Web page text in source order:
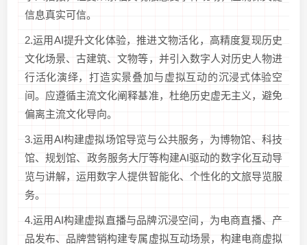
信息真实可信。
2.运用AI提升文化体验，推进文物活化，高精度复现历史
文化场景、古建筑、文物等，并引入数字人对历史人物进
行活化演绎，打造实景叠加与虚拟互动的沉浸式体验空
间。应遵循主流文化阐释基准，杜绝历史虚无主义，避免
偏离主流文化导向。
3.运用AI构建虚拟场馆导览与公共服务，为博物馆、科技
馆、规划馆、政务服务大厅等构建AI驱动的数字化互动导
览与讲解，运用数字人提供智能化、个性化的文旅导览服
务。
4.运用AI构建虚拟直播与品牌沉浸空间，为电商直播、产
品发布、品牌营销构建专属虚拟互动场景，构建电商虚拟